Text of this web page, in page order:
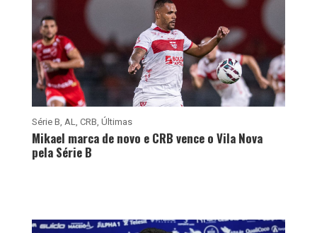
Série B, AL, CRB, Últimas
Mikael marca de novo e CRB vence o Vila Nova
pela Série B